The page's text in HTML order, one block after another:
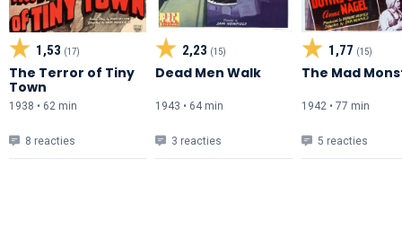
1,53 (17)
The Terror of Tiny
Town
1938 • 62 min
8 reacties
2,23 (15)
Dead Men Walk
1943 • 64 min
3 reacties
1,77 (15)
The Mad
1942 • 77 min
5 reacties